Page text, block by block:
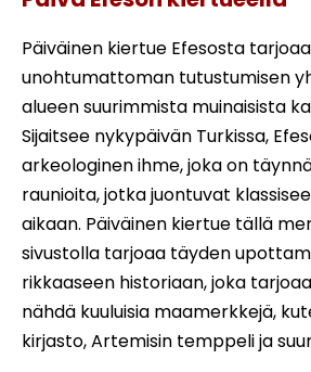
Päiväinen kiertue Efesosta tarjoaa
unohtumattoman tutustumisen
alueen suurimmista muinaisista
Sijaitsee nykypäivän Turkissa,
arkeologinen ihme, joka on
raunioita, jotka juontuvat
aikaan. Päiväinen kiertue tällä
sivustolla tarjoaa täyden
rikkaaseen historiaan, joka
nähdä kuuluisia maamerkkejä,
kirjasto, Artemisin temppeli ja